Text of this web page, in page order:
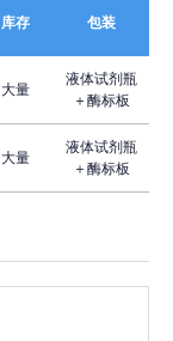
库存 包装
大量
液体试剂瓶
＋酶标板
大量
液体试剂瓶
＋酶标板